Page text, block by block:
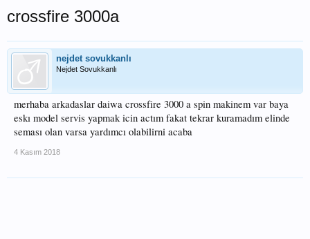
crossfire 3000a
nejdet sovukkanlı
Nejdet Sovukkanlı
merhaba arkadaslar daiwa crossfire 3000 a spin makinem var baya
eskı model servis yapmak icin actım fakat tekrar kuramadım elinde
seması olan varsa yardımcı olabilirni acaba
4 Kasım 2018